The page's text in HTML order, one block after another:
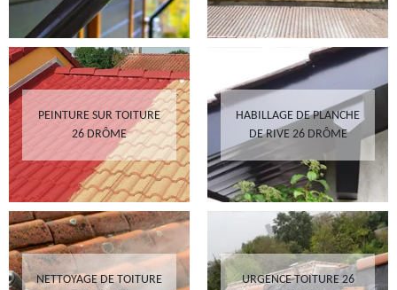
PEINTURE SUR TOITURE
26 DRÔME
HABILLAGE DE PLANCHE
DE RIVE 26 DRÔME
NETTOYAGE DE TOITURE
URGENCE TOITURE 26